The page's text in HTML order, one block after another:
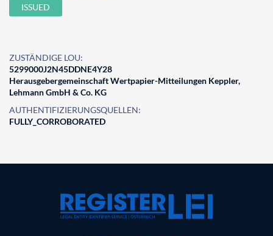
ISSUED
ZUSTÄNDIGE LOU:
5299000J2N45DDNE4Y28
Herausgebergemeinschaft Wertpapier-Mitteilungen Keppler,
Lehmann GmbH & Co. KG
AUTHENTIFIZIERUNGSQUELLEN:
FULLY_CORROBORATED